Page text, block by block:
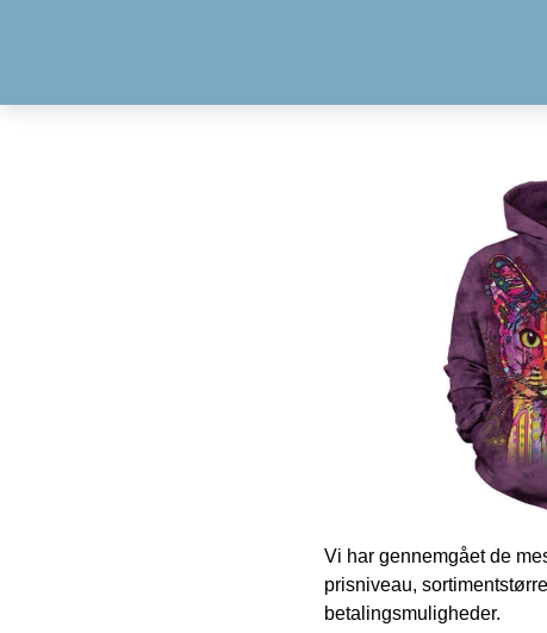
Vi har gennemgået de
prisniveau,
betalingsmuligheder.